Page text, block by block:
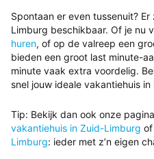
Spontaan er even tussenuit? Er
Limburg beschikbaar. Of je nu
huren, of op de valreep een
bieden een groot last minute-
minute vaak extra voordelig.
snel jouw ideale vakantiehuis in
Tip: Bekijk dan ook onze
vakantiehuis in Zuid-Limburg
Limburg: ieder met z’n eigen